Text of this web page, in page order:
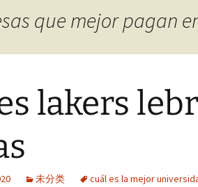
que mejor pagan
lakers
未分类
cuál es la mejor